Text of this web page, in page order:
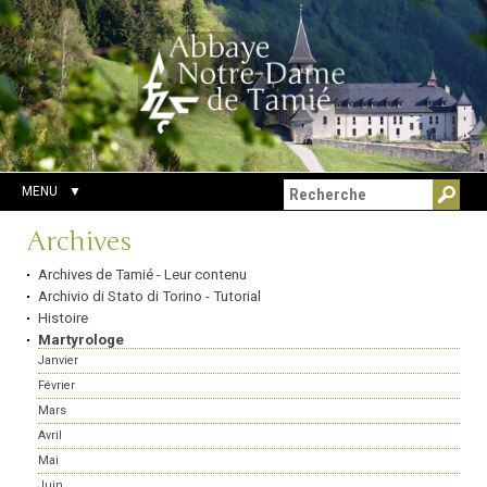
Aller
au
contenu.
|
Aller
à
la
navigation
Outils
personnels
Chercher par
Recherche
avancée…
MENU
Navigation
Archives
Archives de Tamié - Leur contenu
Archivio di Stato di Torino - Tutorial
Histoire
Martyrologe
Janvier
Février
Mars
Avril
Mai